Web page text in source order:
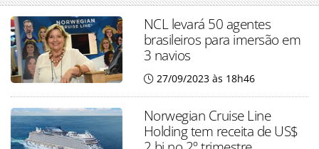
NCL levará 50 agentes
brasileiros para imersão em
3 navios
27/09/2023 às 18h46
Norwegian Cruise Line
Holding tem receita de US$